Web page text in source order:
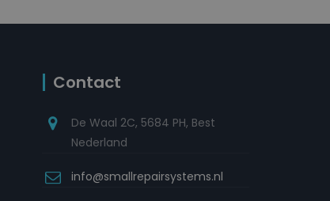
Contact
De Waal 2C, 5684 PH, Best
Nederland
info@smallrepairsystems.nl